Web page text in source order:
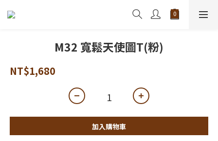
M32 寬鬆天使圖T(粉)
NT$1,680
加入購物車